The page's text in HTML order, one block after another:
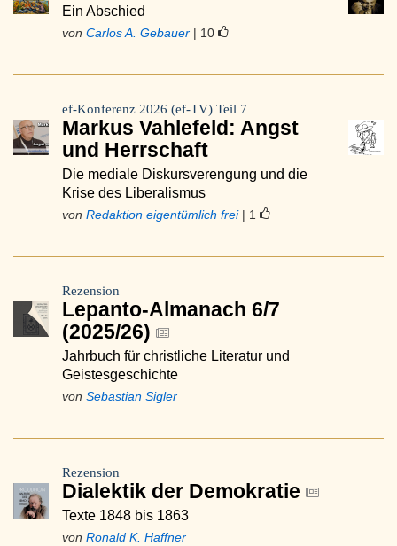
Ein Abschied
von Carlos A. Gebauer | 10
ef-Konferenz 2026 (ef-TV) Teil 7
Markus Vahlefeld: Angst
und Herrschaft
Die mediale Diskursverengung und die
Krise des Liberalismus
von Redaktion eigentümlich frei| 1
Rezension
Lepanto-Almanach 6/7
(2025/26)
Jahrbuch für christliche Literatur und
Geistesgeschichte
von Sebastian Sigler
Rezension
Dialektik der Demokratie
Texte 1848 bis 1863
von Ronald K. Haffner